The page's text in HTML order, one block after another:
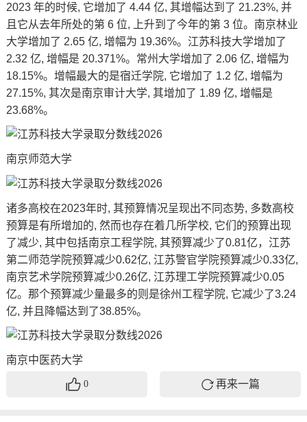
2023 年的时候, 它增加了 4.44 亿, 其增幅达到了 21.23%, 并
且它从去年所处的第 6 位, 上升到了今年的第 3 位。南京林业
大学增加了 2.65 亿, 增幅为 19.36%。江苏科技大学增加了
2.32 亿, 增幅是 20.371%。常州大学增加了 2.06 亿, 增幅为
18.15%。增幅最大的是宿迁学院, 它增加了 1.2 亿, 增幅为
27.15%, 其次是南京审计大学, 其增加了 1.89 亿, 增幅是
23.68%。
南京师范大学
诸多高校在2023年时, 其预算情况呈现出不同态势, 多数高校
预算是有所增加的, 然而也存在着几所学校, 它们的预算出现
了减少, 其中包括南京工程学院, 其预算减少了0.81亿，江苏
第二师范学院预算减少0.62亿, 江苏警官学院预算减少0.33亿,
南京艺术学院预算减少0.26亿, 江苏理工学院预算减少0.05
亿。那个预算减少量最多的则是徐州工程学院, 它减少了3.24
亿, 并且降幅达到了38.85%。
南京中医药大学
0 再来一篇